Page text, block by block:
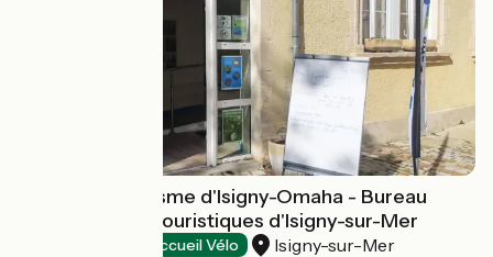
Office de Tourisme d'Isigny-Omaha - Bureau
d'informations touristiques d'Isigny-sur-Mer
Accueil Vélo Isigny-sur-Mer